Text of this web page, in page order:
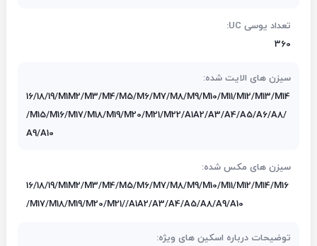
تعداد یوسی UC:
360
سیزن های الایت شده:
16/18/19/M1M2/M3/M4/M5/M6/M7/M8/M9/M10/M11/M12/M13/M14
/M15/M16/M17/M18/M19/M20/M21/M22/A1A2/A3/A4/A5/A6/A8/
A9/A10
سیزن های مکس شده:
16/18/19/M1M2/M3/M4/M5/M6/M7/M8/M9/M10/M11/M12/M14/M16
/M17/M18/M19/M20/M21//A1A2/A3/A4/A5/A8/A9/A10
توضیحات درباره اسکین های ویژه: